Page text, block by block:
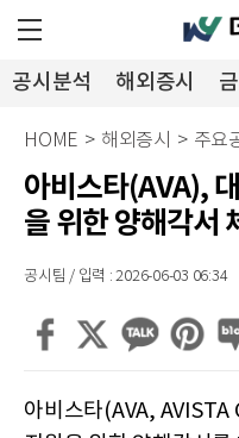
공시분석 해외증시
HOME > 해외증시 > 주요
아비스타(AVA),
을 위한 양해각서
공시팀 / 입력 : 2026-06-03 06:34
아비스타(AVA, AVISTA